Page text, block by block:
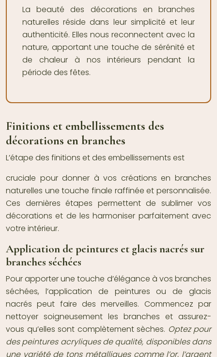
La beauté des décorations en branches
naturelles réside dans leur simplicité et leur
authenticité. Elles nous reconnectent avec la
nature, apportant une touche de sérénité et
de chaleur à nos intérieurs pendant la
période des fêtes.
Finitions et embellissements des
décorations en branches
L’étape des finitions et des embellissements est
cruciale pour donner à vos créations en branches
naturelles une touche finale raffinée et personnalisée.
Ces dernières étapes permettent de sublimer vos
décorations et de les harmoniser parfaitement avec
votre intérieur.
Application de peintures et glacis nacrés sur
branches séchées
Pour apporter une touche d’élégance à vos branches
séchées, l’application de peintures ou de glacis
nacrés peut faire des merveilles. Commencez par
nettoyer soigneusement les branches et assurez-
vous qu’elles sont complètement sèches. Optez pour
des peintures acryliques de qualité, disponibles dans
une variété de tons métalliques comme l’or, l’argent